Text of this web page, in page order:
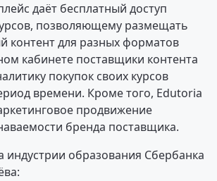
даёт бесплатный доступ
позволяющему размещать
контент для разных форматов
кабинете поставщики контента
покупок своих курсов
времени. Кроме того, Edutoria
продвижение
бренда поставщика.
индустрии образования Сбербанка